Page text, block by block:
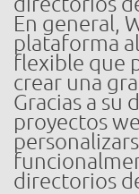
En general,
plataforma
flexible que
crear una
Gracias a su
proyectos
directorios